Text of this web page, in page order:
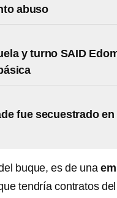
abuso
y turno SAID
fue secuestrado
buque, es de una
tendría contratos